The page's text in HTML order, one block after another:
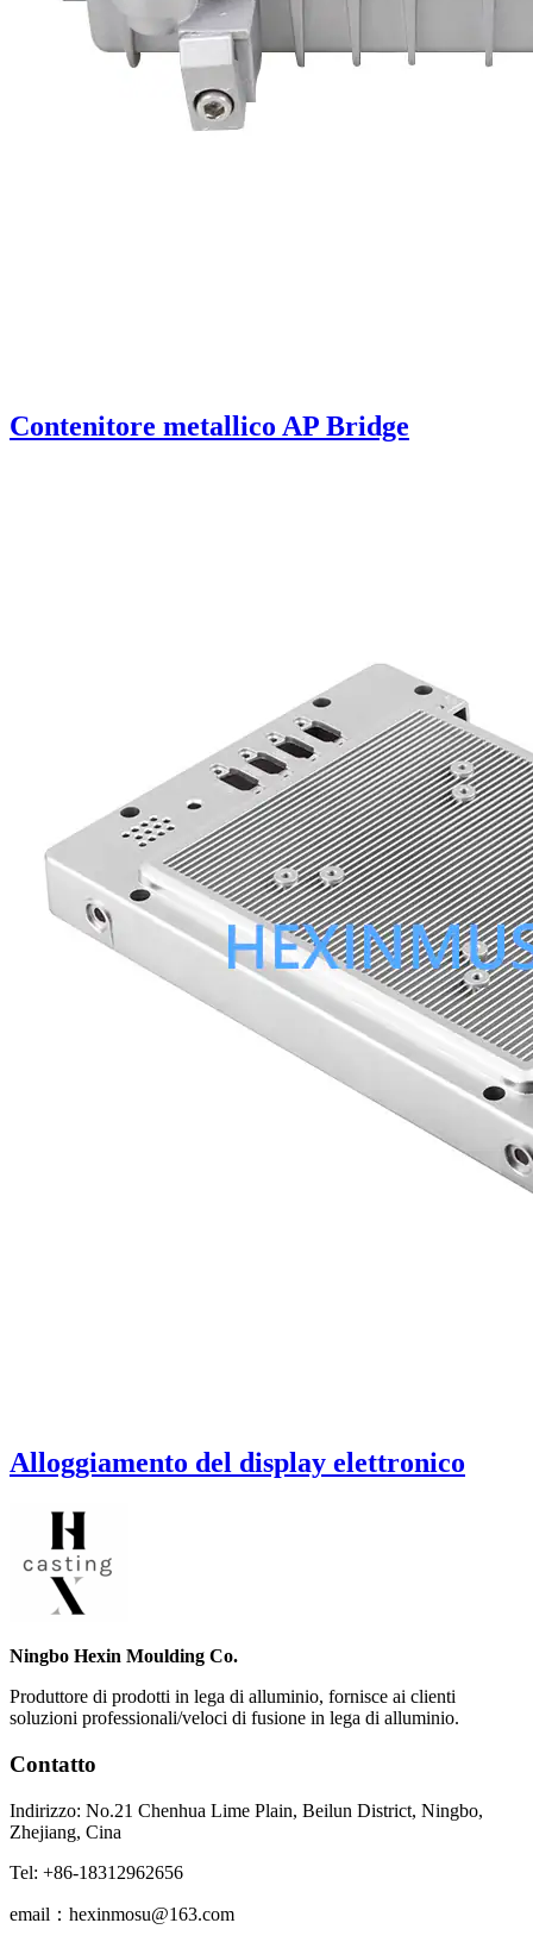
Contenitore metallico AP Bridge
Alloggiamento del display elettronico
Ningbo Hexin Moulding Co.
Produttore di prodotti in lega di alluminio, fornisce ai clienti
soluzioni professionali/veloci di fusione in lega di alluminio.
Contatto
Indirizzo: No.21 Chenhua Lime Plain, Beilun District, Ningbo,
Zhejiang, Cina
Tel: +86-18312962656
email：hexinmosu@163.com